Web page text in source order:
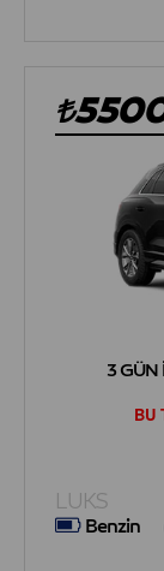
3 GÜN
BU
LUKS
Benzin